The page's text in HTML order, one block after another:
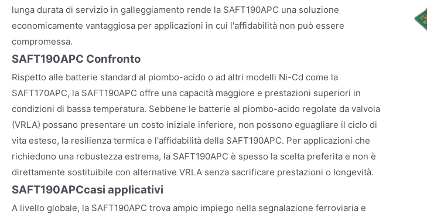
lunga durata di servizio in galleggiamento rende la SAFT190APC una soluzione
economicamente vantaggiosa per applicazioni in cui l'affidabilità non può essere
compromessa.
SAFT190APC Confronto
Rispetto alle batterie standard al piombo-acido o ad altri modelli Ni-Cd come la
SAFT170APC, la SAFT190APC offre una capacità maggiore e prestazioni superiori in
condizioni di bassa temperatura. Sebbene le batterie al piombo-acido regolate da valvola
(VRLA) possano presentare un costo iniziale inferiore, non possono eguagliare il ciclo di
vita esteso, la resilienza termica e l'affidabilità della SAFT190APC. Per applicazioni che
richiedono una robustezza estrema, la SAFT190APC è spesso la scelta preferita e non è
direttamente sostituibile con alternative VRLA senza sacrificare prestazioni o longevità.
SAFT190APCcasi applicativi
A livello globale, la SAFT190APC trova ampio impiego nella segnalazione ferroviaria e